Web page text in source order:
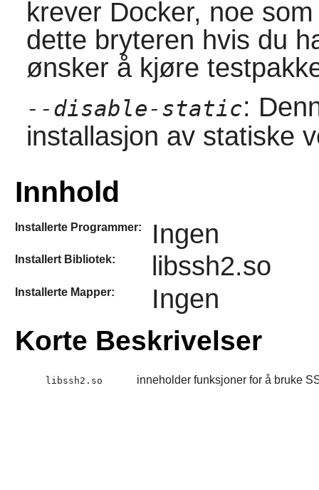
krever Docker, noe
dette bryteren hvis du
ønsker å kjøre
--disable-static:
installasjon av statiske
Innhold
Installerte Programmer: Ingen
Installert Bibliotek: libssh2.so
Installerte Mapper: Ingen
Korte Beskrivelser
libssh2.so inneholder funksjoner for å bruke